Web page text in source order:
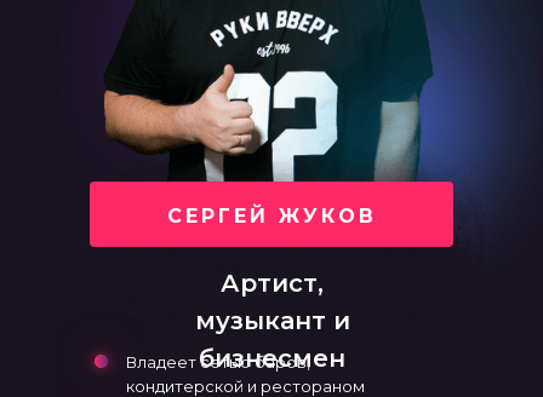
СЕРГЕЙ ЖУКОВ
Артист,
музыкант и
бизнесмен
Владеет сетью баров,
кондитерской и рестораном